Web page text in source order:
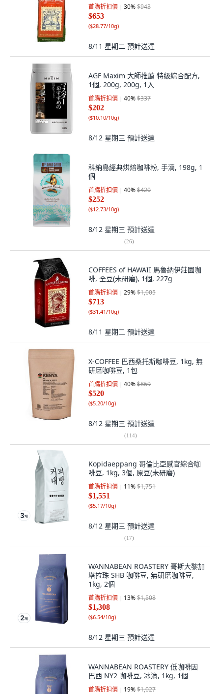
首購折扣價 30%$943
$653
($28.77/10g)
8/11 星期二 預計送達
AGF Maxim 大師推薦 特級綜合配方,
1個, 200g, 200g, 1入
首購折扣價 40%$337
$202
($10.10/10g)
8/12 星期三 預計送達
科納島經典烘焙咖啡粉, 手滴, 198g, 1
個
首購折扣價 40%$420
$252
($12.73/10g)
8/12 星期三 預計送達
(26)
COFFEES of HAWAII 馬魯納伊莊園咖
啡, 全豆(未研磨), 1個, 227g
首購折扣價 29%$1,005
$713
($31.41/10g)
8/11 星期二 預計送達
X-COFFEE 巴西桑托斯咖啡豆, 1kg, 無
研磨咖啡豆, 1包
首購折扣價 40%$869
$520
($5.20/10g)
8/12 星期三 預計送達
(114)
Kopidaeppang 哥倫比亞感官綜合咖
啡豆, 1kg, 3個, 原豆(未研磨)
首購折扣價 11%$1,751
$1,551
($5.17/10g)
8/12 星期三 預計送達
(17)
WANNABEAN ROASTERY 哥斯大黎加
塔拉珠 SHB 咖啡豆, 無研磨咖啡豆,
1kg, 2個
首購折扣價 13%$1,508
$1,308
($6.54/10g)
8/12 星期三 預計送達
WANNABEAN ROASTERY 低咖啡因
巴西 NY2 咖啡豆, 冰滴, 1kg, 1個
首購折扣價 19%$1,027